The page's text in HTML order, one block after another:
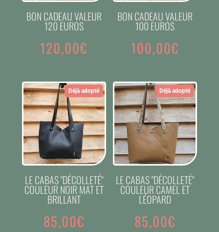
BON CADEAU VALEUR
120 EUROS
120,00€
BON CADEAU VALEUR
100 EUROS
100,00€
Déjà adopté
LE CABAS "DÉCOLLETÉ"
COULEUR NOIR MAT ET
BRILLANT
85,00€
Déjà adopté
LE CABAS "DÉCOLLETÉ"
COULEUR CAMEL ET
LÉOPARD
85,00€